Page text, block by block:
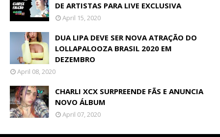
DE ARTISTAS PARA LIVE EXCLUSIVA
April 15, 2020
DUA LIPA DEVE SER NOVA ATRAÇÃO DO
LOLLAPALOOZA BRASIL 2020 EM
DEZEMBRO
April 08, 2020
CHARLI XCX SURPREENDE FÃS E ANUNCIA
NOVO ÁLBUM
April 07, 2020